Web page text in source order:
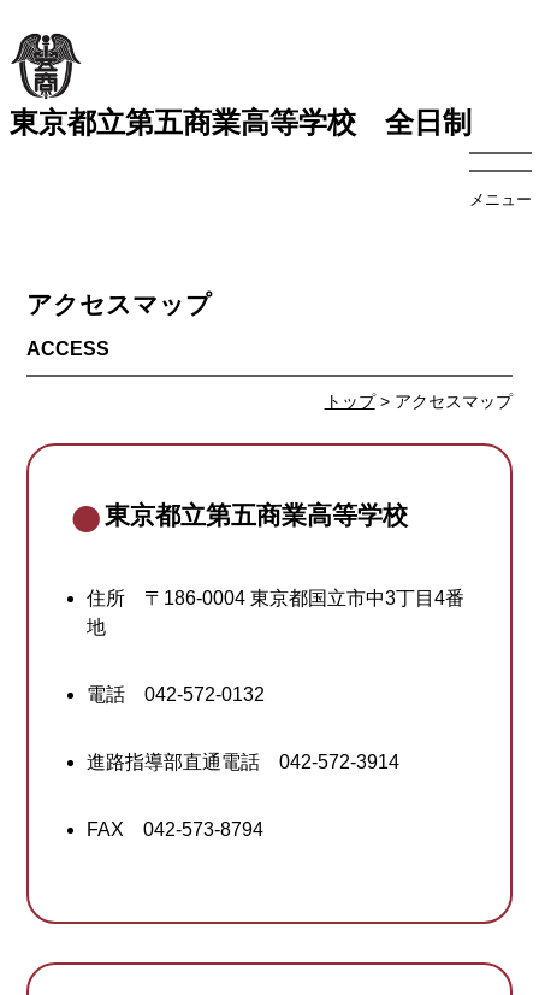
東京都立第五商業高等学校 全日制
メニュー
トップ> アクセスマップ
アクセスマップ
東京都立第五商業高等学校
住所 〒186-0004 東京都国立市中3丁目4番
地
電話 042-572-0132
進路指導部直通電話 042-572-3914
FAX 042-573-8794